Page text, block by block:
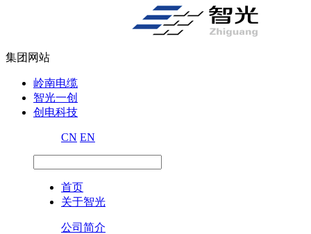
集团网站
岭南电缆
智光一创
创电科技
CN EN
首页
关于智光
公司简介